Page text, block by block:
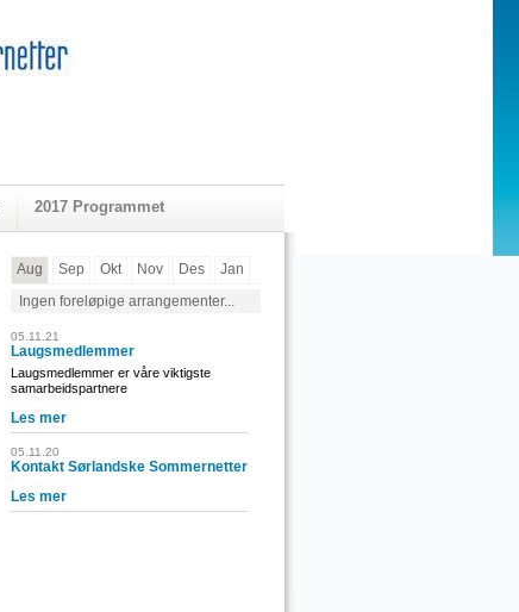
2017 Programmet
Aug Sep Okt Nov Des
Jan
Ingen foreløpige arrangementer...
05.11.21
Laugsmedlemmer
Laugsmedlemmer er våre viktigste
samarbeidspartnere
Les mer
05.11.20
Kontakt Sørlandske Sommernetter
Les mer